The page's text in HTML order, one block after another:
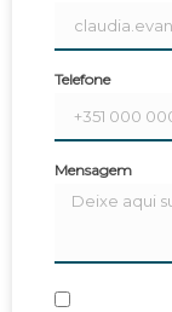
Telefone
Mensagem